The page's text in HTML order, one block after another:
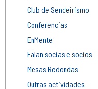
Club de Sendeirismo
Conferencias
EnMente
Falan socias e socios
Mesas Redondas
Outras actividades